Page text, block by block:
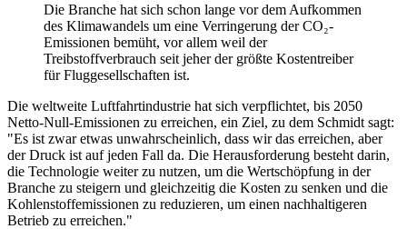
Die Branche hat sich schon lange vor dem Aufkommen
des Klimawandels um eine Verringerung der CO₂-
Emissionen bemüht, vor allem weil der
Treibstoffverbrauch seit jeher der größte Kostentreiber
für Fluggesellschaften ist.
Die weltweite Luftfahrtindustrie hat sich verpflichtet, bis 2050
Netto-Null-Emissionen zu erreichen, ein Ziel, zu dem Schmidt sagt:
"Es ist zwar etwas unwahrscheinlich, dass wir das erreichen, aber
der Druck ist auf jeden Fall da. Die Herausforderung besteht darin,
die Technologie weiter zu nutzen, um die Wertschöpfung in der
Branche zu steigern und gleichzeitig die Kosten zu senken und die
Kohlenstoffemissionen zu reduzieren, um einen nachhaltigeren
Betrieb zu erreichen."